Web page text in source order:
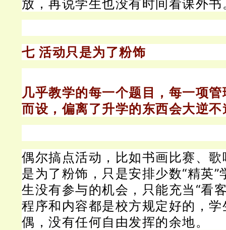
放，再说学生也没有时间看课外书
七 活动只是为了粉饰
几乎教学的每一个题目，每一项
而设，偏离了升学的东西会大逆不
偶尔搞点活动，比如书画比赛、
是为了粉饰，只是安排少数“精英”
生没有参与的机会，只能充当“看
程序和内容都是校方规定好的，
偶，没有任何自由发挥的余地。